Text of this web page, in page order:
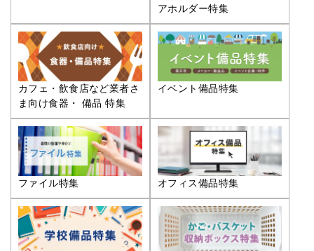
アホルダー特集
カフェ・飲食店など業者さ
ま向け食器・ 備品 特集
イベント備品特集
ファイル特集 オフィス備品特集